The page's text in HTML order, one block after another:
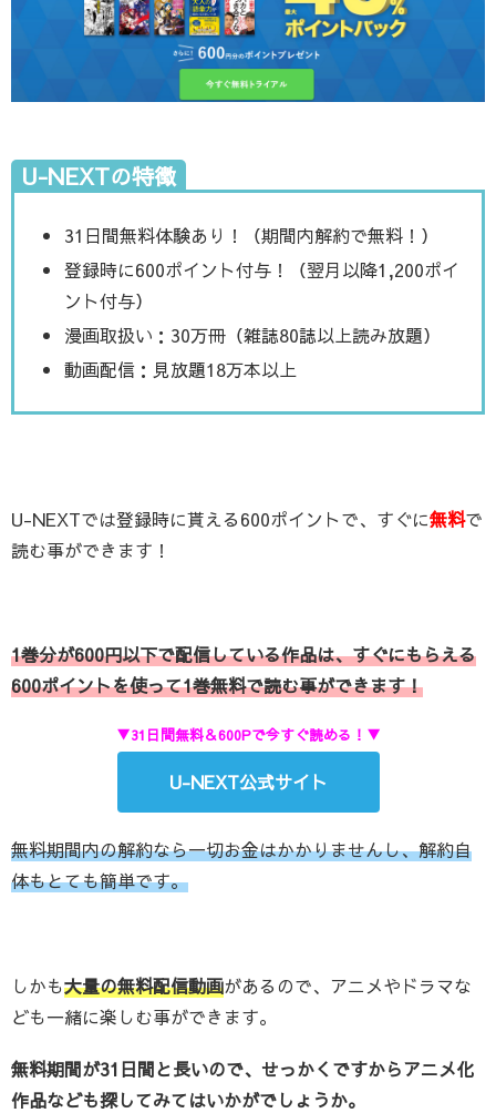
U-NEXTの特徴
31日間無料体験あり！（期間内解約で無料！）
登録時に600ポイント付与！（翌月以降1,200ポイ
ント付与）
漫画取扱い：30万冊（雑誌80誌以上読み放題）
動画配信：見放題18万本以上
U-NEXTでは登録時に貰える600ポイントで、すぐに無料で
読む事ができます！
1巻分が600円以下で配信している作品は、すぐにもらえる
600ポイントを使って1巻無料で読む事ができます！
▼31日間無料＆600Pで今すぐ読める！▼
U-NEXT公式サイト
無料期間内の解約なら一切お金はかかりませんし、解約自
体もとても簡単です。
しかも大量の無料配信動画があるので、アニメやドラマな
ども一緒に楽しむ事ができます。
無料期間が31日間と長いので、せっかくですからアニメ化
作品なども探してみてはいかがでしょうか。